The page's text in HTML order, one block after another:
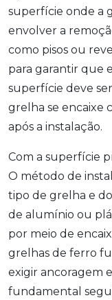
superfície onde a
envolver a
como pisos ou
para garantir que
superfície deve
grelha se encaixe
após a instalação.
Com a superfície
O método de
tipo de grelha e
de alumínio ou
por meio de
grelhas de ferro
exigir ancoragem
fundamental